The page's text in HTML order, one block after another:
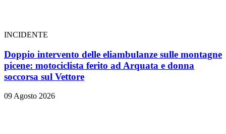
INCIDENTE
Doppio intervento delle eliambulanze sulle montagne
picene: motociclista ferito ad Arquata e donna
soccorsa sul Vettore
09 Agosto 2026